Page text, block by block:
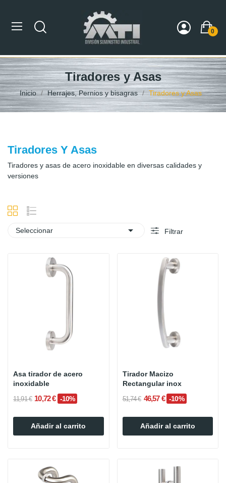
0
Tiradores y Asas
Inicio Herrajes, Pernios y bisagras Tiradores y Asas
Tiradores Y Asas
Tiradores y asas de acero inoxidable en diversas calidades y
versiones
Seleccionar  Filtrar
Asa tirador de acero
inoxidable
11,91 € 10,72 € -10%
Añadir al carrito
Tirador Macizo
Rectangular inox
51,74 € 46,57 € -10%
Añadir al carrito